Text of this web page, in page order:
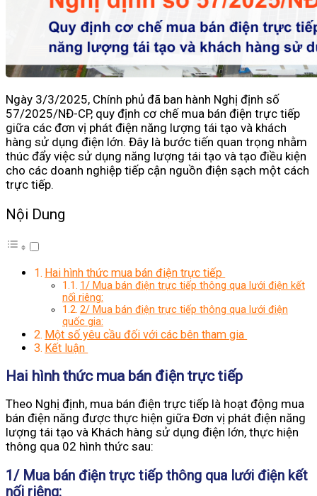
Ngày 3/3/2025, Chính phủ đã ban hành Nghị định số
57/2025/NĐ-CP, quy định cơ chế mua bán điện trực tiếp
giữa các đơn vị phát điện năng lượng tái tạo và khách
hàng sử dụng điện lớn. Đây là bước tiến quan trọng nhằm
thúc đẩy việc sử dụng năng lượng tái tạo và tạo điều kiện
cho các doanh nghiệp tiếp cận nguồn điện sạch một cách
trực tiếp.
Nội Dung
Hai hình thức mua bán điện trực tiếp
1/ Mua bán điện trực tiếp thông qua lưới điện kết
nối riêng:
2/ Mua bán điện trực tiếp thông qua lưới điện
quốc gia:
Một số yêu cầu đối với các bên tham gia
Kết luận
Hai hình thức mua bán điện trực tiếp
Theo Nghị định, mua bán điện trực tiếp là hoạt động mua
bán điện năng được thực hiện giữa Đơn vị phát điện năng
lượng tái tạo và Khách hàng sử dụng điện lớn, thực hiện
thông qua 02 hình thức sau:
1/ Mua bán điện trực tiếp thông qua lưới điện kết
nối riêng: